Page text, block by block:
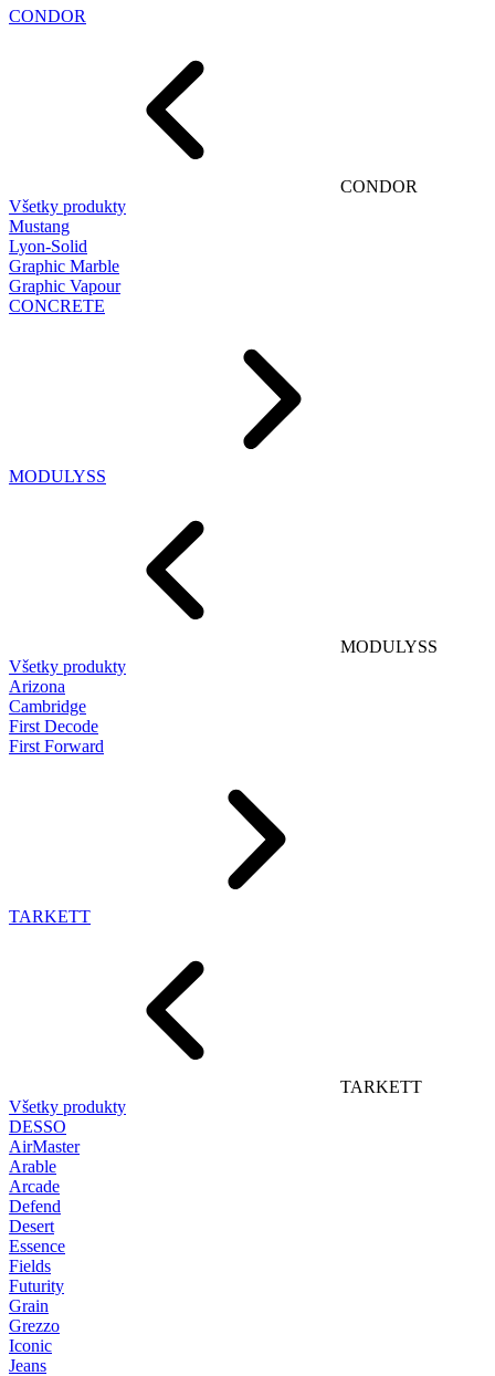
CONDOR
CONDOR
Všetky produkty
Mustang
Lyon-Solid
Graphic Marble
Graphic Vapour
CONCRETE
MODULYSS
MODULYSS
Všetky produkty
Arizona
Cambridge
First Decode
First Forward
TARKETT
TARKETT
Všetky produkty
DESSO
AirMaster
Arable
Arcade
Defend
Desert
Essence
Fields
Futurity
Grain
Grezzo
Iconic
Jeans